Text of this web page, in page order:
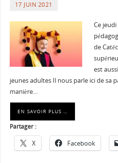
17 JUIN 2021
Ce
de
est
jeunes adultes Il nous parle ici de sa
manière…
EN SAVOIR PLUS …
Partager :
X Facebook